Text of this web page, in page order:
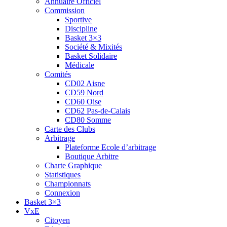
Commission
Sportive
Discipline
Basket 3×3
Société & Mixités
Basket Solidaire
Médicale
Comités
CD02 Aisne
CD59 Nord
CD60 Oise
CD62 Pas-de-Calais
CD80 Somme
Carte des Clubs
Arbitrage
Plateforme Ecole d’arbitrage
Boutique Arbitre
Charte Graphique
Statistiques
Championnats
Connexion
Basket 3×3
VxE
Citoyen